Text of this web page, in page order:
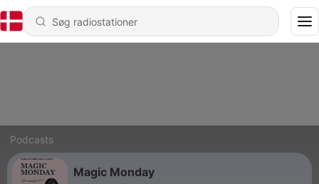
Podcasts
Magic Monday